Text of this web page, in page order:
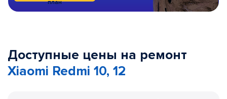
план
Доступные цены на ремонт
Xiaomi Redmi 10, 12